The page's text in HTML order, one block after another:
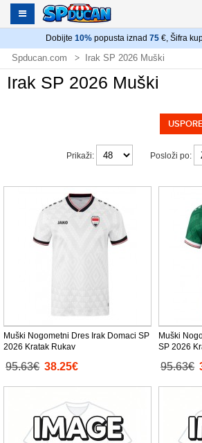
Dobijte 10% popusta iznad 75 €, Šifra
Spducan.com Irak SP 2026 Muški
Irak SP 2026 Muški
Posloži po:
Prikaži:
Muški Nogometni Dres Irak Domaci SP
2026 Kratak Rukav
95.63€ 38.25€
Muški
SP 2026
95.63€